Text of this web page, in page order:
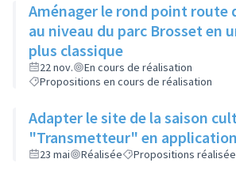
Aménager le rond point route
au niveau du parc Brosset en
plus classique
22 nov.
En cours de réalisation
Propositions en cours de réalisation
Adapter le site de la saison
"Transmetteur" en
23 mai Réalisée Propositions